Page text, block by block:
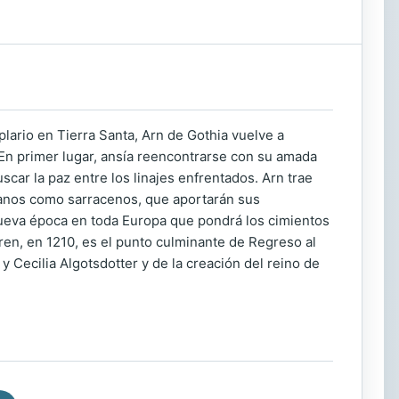
en Tierra Santa, Arn de Gothia vuelve a
primer lugar, ansía reencontrarse con su amada
la paz entre los linajes enfrentados. Arn trae
como sarracenos, que aportarán sus
época en toda Europa que pondrá los cimientos
en 1210, es el punto culminante de Regreso al
Cecilia Algotsdotter y de la creación del reino de